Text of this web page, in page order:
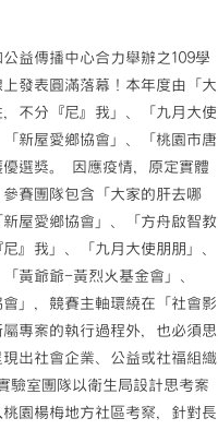
益傳播中心合力舉辦之109學
發表圓滿落幕！本年度由「大
不分『尼』我」、「九月大使
新屋愛鄉協會」、「桃園市唐
選獎。 因應疫情，原定實體
賽團隊包含「大家的肝去哪
屋愛鄉協會」、「方舟啟智教
』我」、「九月大使朋朋」、
黃爺爺-黃烈火基金會」、
會」，競賽主軸環繞在「社會影
專案的執行過程外，也必須思
出社會企業、公益或社福組織
驗室團隊以衛生局設計思考案
園楊梅地方社區考察，針對長